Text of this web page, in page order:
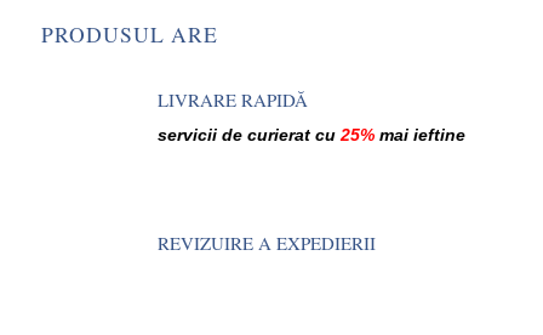
PRODUSUL ARE
LIVRARE RAPIDĂ
servicii de curierat cu25%mai ieftine
REVIZUIRE A EXPEDIERII